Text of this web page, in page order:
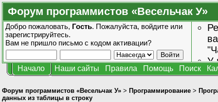
Форум программистов «Весельчак У»
Добро пожаловать, Гость. Пожалуйста, войдите или
зарегистрируйтесь.
Вам не пришло письмо с кодом активации?
У
Начало Наши сайты Правила Помощь Поиск
Форум программистов «Весельчак У» > Программирование >
данных из таблицы в строку